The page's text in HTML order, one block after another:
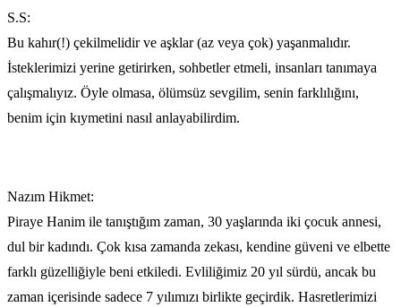
S.S:
Bu kahır(!) çekilmelidir ve aşklar (az veya çok) yaşanmalıdır.
İsteklerimizi yerine getirirken, sohbetler etmeli, insanları tanımaya
çalışmalıyız. Öyle olmasa, ölümsüz sevgilim, senin farklılığını,
benim için kıymetini nasıl anlayabilirdim.
Nazım Hikmet:
Piraye Hanim ile tanıştığım zaman, 30 yaşlarında iki çocuk annesi,
dul bir kadındı. Çok kısa zamanda zekası, kendine güveni ve elbette
farklı güzelliğiyle beni etkiledi. Evliliğimiz 20 yıl sürdü, ancak bu
zaman içerisinde sadece 7 yılımızı birlikte geçirdik. Hasretlerimizi